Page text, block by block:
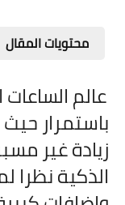
محتويات المقال
عالم
باستمرار
زيادة غير
الذكية نظرا